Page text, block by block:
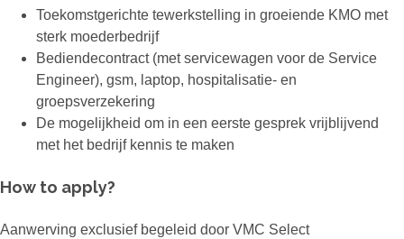
Toekomstgerichte tewerkstelling in groeiende KMO met
sterk moederbedrijf
Bediendecontract (met servicewagen voor de Service
Engineer), gsm, laptop, hospitalisatie- en
groepsverzekering
De mogelijkheid om in een eerste gesprek vrijblijvend
met het bedrijf kennis te maken
How to apply?
Aanwerving exclusief begeleid door VMC Select